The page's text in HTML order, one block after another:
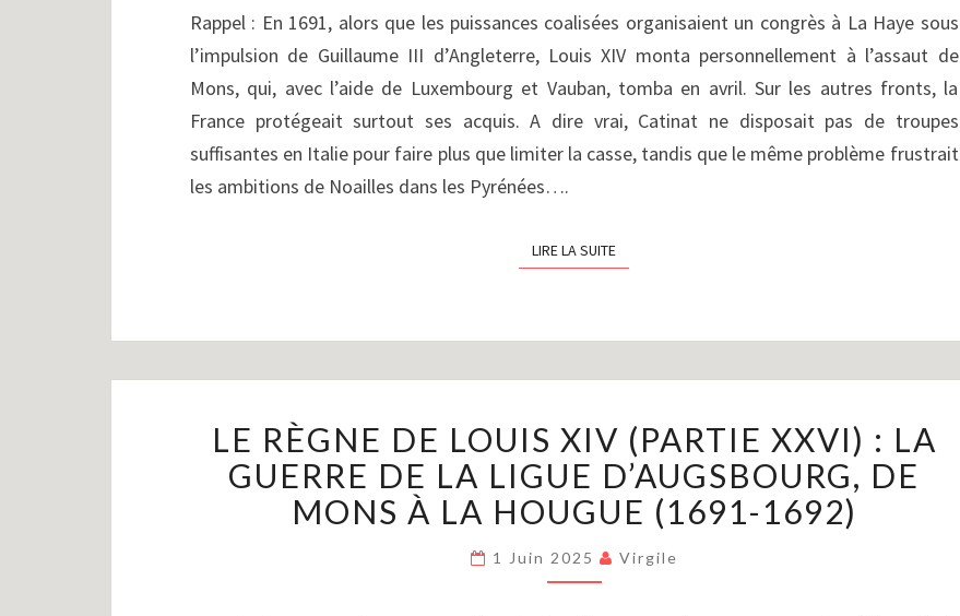
GUERRE
DE
LA
LIGUE
D’AUGSBOURG,
AU
ÂGE
1694)
Rappel : En 1691, alors que les puissances coalisées organisaient un congrès à La Haye sous
l’impulsion de Guillaume III d’Angleterre, Louis XIV monta personnellement à l’assaut de
Mons, qui, avec l’aide de Luxembourg et Vauban, tomba en avril. Sur les autres fronts, la
France protégeait surtout ses acquis. A dire vrai, Catinat ne disposait pas de troupes
suffisantes en Italie pour faire plus que limiter la casse, tandis que le même problème frustrait
les ambitions de Noailles dans les Pyrénées….
LIRE LA SUITELIRE LA SUITE
RÈGNE
DE
LOUIS
XIV
(PARTIE
XXVI)
LE RÈGNE DE LOUIS XIV (PARTIE XXVI) : LA
GUERRE DE LA LIGUE D’AUGSBOURG, DE
MONS À LA HOUGUE (1691-1692)
1 Juin 2025 Virgile